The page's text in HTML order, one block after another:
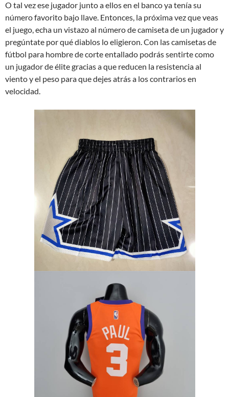
O tal vez ese jugador junto a ellos en el banco ya tenía su
número favorito bajo llave. Entonces, la próxima vez que veas
el juego, echa un vistazo al número de camiseta de un jugador y
pregúntate por qué diablos lo eligieron. Con las camisetas de
fútbol para hombre de corte entallado podrás sentirte como
un jugador de élite gracias a que reducen la resistencia al
viento y el peso para que dejes atrás a los contrarios en
velocidad.